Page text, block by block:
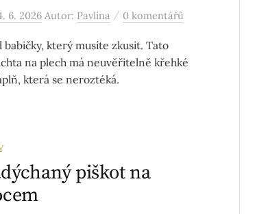
6. 2026 Autor: Pavlína / 0 komentářů
který musíte zkusit. Tato
na plech má neuvěřitelně křehké
která se neroztéká.
piškot na